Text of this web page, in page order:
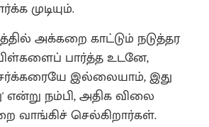
முடியும்.
அக்கறை காட்டும் நடுத்தர
பார்த்த உடனே,
இல்லையாம், இது
என்று நம்பி, அதிக விலை
வாங்கிச் செல்கிறார்கள்.